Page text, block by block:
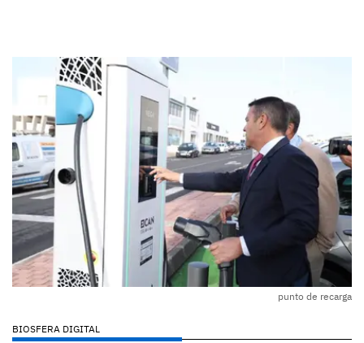
punto de recarga
BIOSFERA DIGITAL